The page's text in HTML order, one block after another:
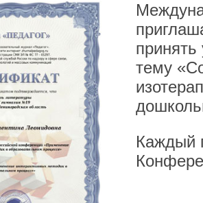
тему
Каждый